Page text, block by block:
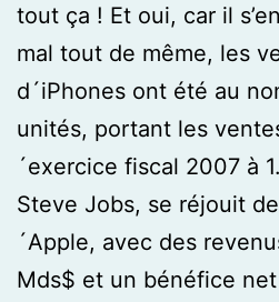
tout ça ! Et oui, car il
mal tout de même, les
d´iPhones ont été au
unités, portant les
´exercice fiscal 2007 à
Steve Jobs, se réjouit
´Apple, avec des
Mds$ et un bénéfice